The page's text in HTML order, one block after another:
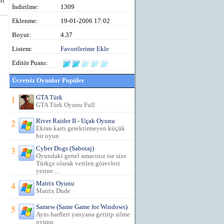
İndirilme:
1309
Eklenme:
19-01-2006 17:02
Boyut:
4.37
Listem:
Favorilerime Ekle
Editör Puanı:
Ücretsiz Oyunlar Popüler
1
GTA Türk
GTA Türk Oyunu Full
2
River Raider II - Uçak Oyunu
Ekran kartı gerektirmeyen küçük
bir oyun
3
Cyber Dogs (Sabotaj)
Oyundaki genel amacınız ise size
Türkçe olarak verilen görevleri
yerine ...
4
Matrix Oyunu
Matrix Dude
5
Samew (Same Game for Windows)
Aynı harfleri yanyana getirip silme
oyunu